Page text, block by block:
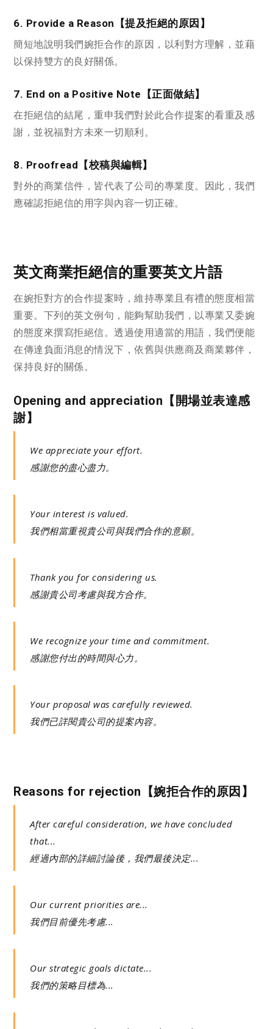
6. Provide a Reason【提及拒絕的原因】
簡短地說明我們婉拒合作的原因，以利對方理解，並藉
以保持雙方的良好關係。
7. End on a Positive Note【正面做結】
在拒絕信的結尾，重申我們對於此合作提案的看重及感
謝，並祝福對方未來一切順利。
8. Proofread【校稿與編輯】
對外的商業信件，皆代表了公司的專業度。因此，我們
應確認拒絕信的用字與內容一切正確。
英文商業拒絕信的重要英文片語
在婉拒對方的合作提案時，維持專業且有禮的態度相當
重要。下列的英文例句，能夠幫助我們，以專業又委婉
的態度來撰寫拒絕信。透過使用適當的用語，我們便能
在傳達負面消息的情況下，依舊與供應商及商業夥伴，
保持良好的關係。
Opening and appreciation【開場並表達感
謝】
We appreciate your effort.
感謝您的盡心盡力。
Your interest is valued.
我們相當重視貴公司與我們合作的意願。
Thank you for considering us.
感謝貴公司考慮與我方合作。
We recognize your time and commitment.
感謝您付出的時間與心力。
Your proposal was carefully reviewed.
我們已詳閱貴公司的提案內容。
Reasons for rejection【婉拒合作的原因】
After careful consideration, we have concluded
that...
經過內部的詳細討論後，我們最後決定...
Our current priorities are...
我們目前優先考慮...
Our strategic goals dictate...
我們的策略目標為...